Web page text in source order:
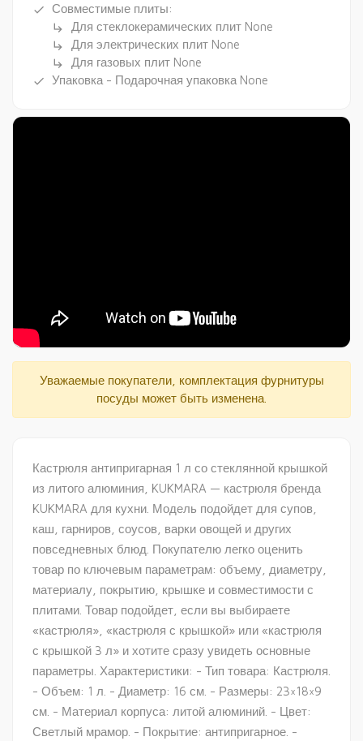
Видеообзор кастрюли кмс12а
done Совместимые плиты:
subdirectory_arrow_right Для стеклокерамических плит None
subdirectory_arrow_right Для электрических плит None
subdirectory_arrow_right Для газовых плит None
done Упаковка - Подарочная упаковка None
Уважаемые покупатели, комплектация фурнитуры
посуды может быть изменена.
Кастрюля антипригарная 1 л со стеклянной крышкой
из литого алюминия, KUKMARA — кастрюля бренда
KUKMARA для кухни. Модель подойдет для супов,
каш, гарниров, соусов, варки овощей и других
повседневных блюд. Покупателю легко оценить
товар по ключевым параметрам: объему, диаметру,
материалу, покрытию, крышке и совместимости с
плитами. Товар подойдет, если вы выбираете
«кастрюля», «кастрюля с крышкой» или «кастрюля
с крышкой 3 л» и хотите сразу увидеть основные
параметры. Характеристики: - Тип товара: Кастрюля.
- Объем: 1 л. - Диаметр: 16 см. - Размеры: 23×18×9
см. - Материал корпуса: литой алюминий. - Цвет:
Светлый мрамор. - Покрытие: антипригарное. -